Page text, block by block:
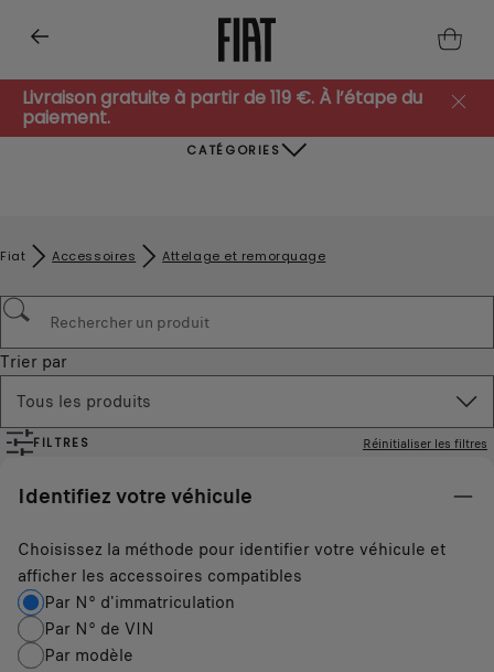
Livraison gratuite à partir de 119 €. À l’étape du
paiement.
CATÉGORIES
Fiat Accessoires Attelage et remorquage
Trier par
Tous les produits
FILTRES Réinitialiser les filtres
Identifiez votre véhicule
Choisissez la méthode pour identifier votre véhicule et
afficher les accessoires compatibles
Par N° d'immatriculation
Par modèle
Par N° de VIN